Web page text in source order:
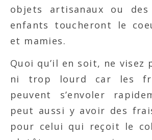
objets artisanaux ou des
enfants toucheront le
et mamies.
Quoi qu’il en soit, ne visez
ni trop lourd car les
peuvent s’envoler
peut aussi y avoir des
pour celui qui reçoit le